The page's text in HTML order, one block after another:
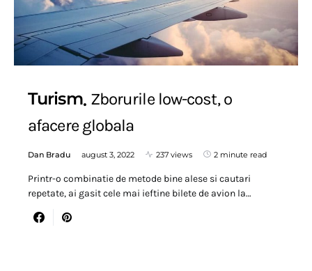
Turism Zborurile low-cost, o
afacere globala
Dan Bradu august 3, 2022 237 views 2 minute read
Printr-o combinatie de metode bine alese si cautari
repetate, ai gasit cele mai ieftine bilete de avion la…